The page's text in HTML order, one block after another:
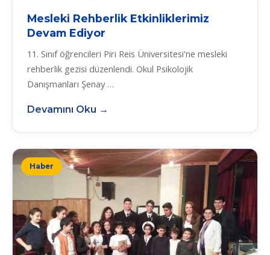
Mesleki Rehberlik Etkinliklerimiz
Devam Ediyor
11. Sınıf öğrencileri Piri Reis Üniversitesi'ne mesleki
rehberlik gezisi düzenlendi. Okul Psikolojik
Danışmanları Şenay …
Devamını Oku →
Haber